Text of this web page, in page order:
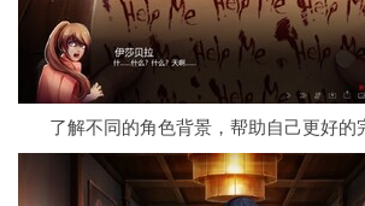
了解不同的角色背景，帮助自己更好的